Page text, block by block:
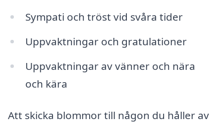
Sympati och tröst vid svåra tider
Uppvaktningar och gratulationer
Uppvaktningar av vänner och nära
och kära
Att skicka blommor till någon du håller av